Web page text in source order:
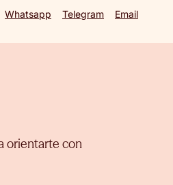
Whatsapp Telegram Email
orientarte con